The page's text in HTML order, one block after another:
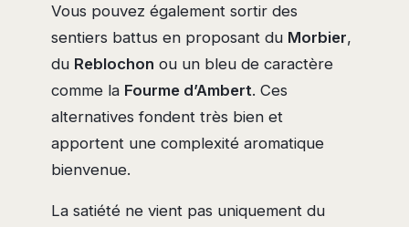
Vous pouvez également sortir des
sentiers battus en proposant du Morbier,
du Reblochon ou un bleu de caractère
comme la Fourme d’Ambert. Ces
alternatives fondent très bien et
apportent une complexité aromatique
bienvenue.
La satiété ne vient pas uniquement du